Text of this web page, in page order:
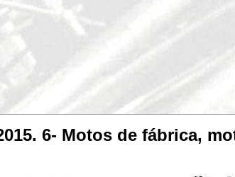
6- Motos de fábrica,